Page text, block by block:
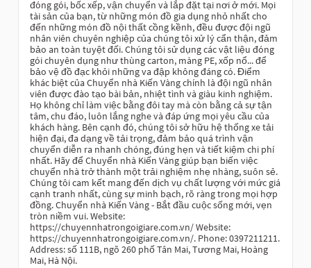
đóng gói, bốc xếp, vận chuyển và lắp đặt tại nơi ở mới. Mọi
tài sản của bạn, từ những món đồ gia dụng nhỏ nhất cho
đến những món đồ nội thất cồng kềnh, đều được đội ngũ
nhân viên chuyên nghiệp của chúng tôi xử lý cẩn thận, đảm
bảo an toàn tuyệt đối. Chúng tôi sử dụng các vật liệu đóng
gói chuyên dụng như thùng carton, màng PE, xốp nổ... để
bảo vệ đồ đạc khỏi những va đập không đáng có. Điểm
khác biệt của Chuyển nhà Kiến Vàng chính là đội ngũ nhân
viên được đào tạo bài bản, nhiệt tình và giàu kinh nghiệm.
Họ không chỉ làm việc bằng đôi tay mà còn bằng cả sự tận
tâm, chu đáo, luôn lắng nghe và đáp ứng mọi yêu cầu của
khách hàng. Bên cạnh đó, chúng tôi sở hữu hệ thống xe tải
hiện đại, đa dạng về tải trọng, đảm bảo quá trình vận
chuyển diễn ra nhanh chóng, đúng hẹn và tiết kiệm chi phí
nhất. Hãy để Chuyển nhà Kiến Vàng giúp bạn biến việc
chuyển nhà trở thành một trải nghiệm nhẹ nhàng, suôn sẻ.
Chúng tôi cam kết mang đến dịch vụ chất lượng với mức giá
cạnh tranh nhất, cùng sự minh bạch, rõ ràng trong mọi hợp
đồng. Chuyển nhà Kiến Vàng - Bắt đầu cuộc sống mới, vẹn
tròn niềm vui. Website:
https://chuyennhatrongoigiare.com.vn/ Website:
https://chuyennhatrongoigiare.com.vn/. Phone: 0397211211.
Address: số 111B, ngõ 260 phố Tân Mai, Tương Mai, Hoàng
Mai, Hà Nội.